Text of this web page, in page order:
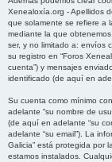
Xenealoxía.org - Apellidos
que solamente se refiere a
mediante la que
ser, y no limitado a: envíos
su registro en “Foros
cuenta”) y mensajes
identificado (de aquí en
Su cuenta como mínimo
adelante “su nombre de
(de aquí en adelante “su
adelante “su email”). La
Galicia” está protegida por
estamos instalados.